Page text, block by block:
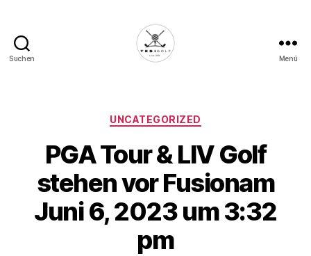
Suchen
Deine
Plattform
für
Golfbegeisterte!
Menü
Kategorien
UNCATEGORIZED
PGA Tour & LIV Golf
stehen vor Fusionam
Juni 6, 2023 um 3:32
pm